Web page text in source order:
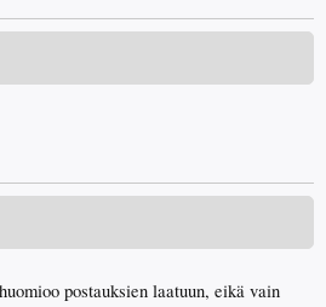
postauksien laatuun, eikä vain